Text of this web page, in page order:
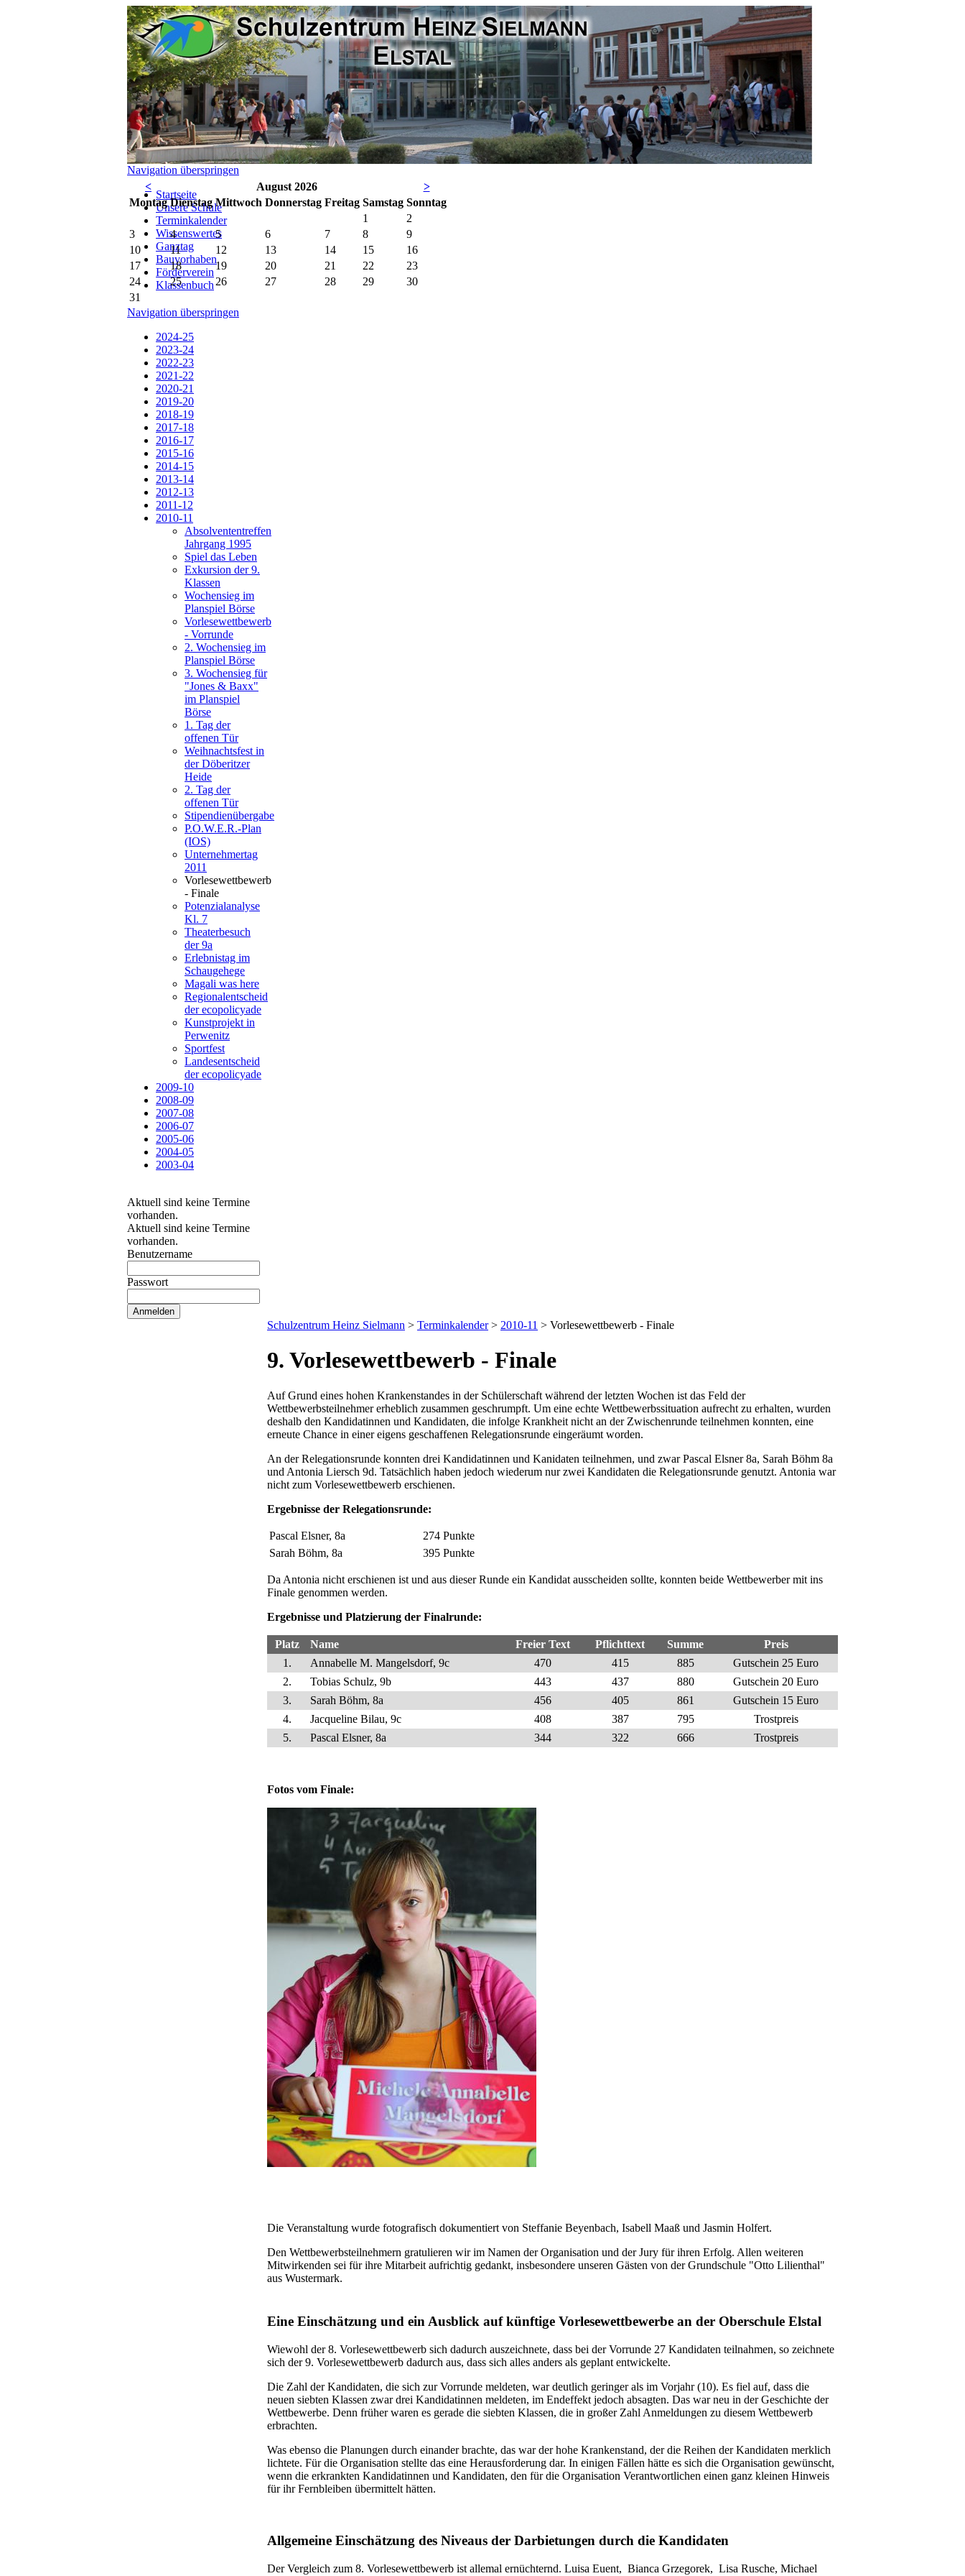
Navigation überspringen
Startseite
Unsere Schule
Terminkalender
Wissenswertes
Ganztag
Bauvorhaben
Förderverein
Klassenbuch
< August 2026
>
Montag Dienstag Mittwoch Donnerstag Freitag Samstag Sonntag
1
2
3
4 5 6 7 8
9
10
11 12 13 14 15
16
17
18 19 20 21 22
23
24
25 26 27 28 29
30
31
Navigation überspringen
2024-25
2023-24
2022-23
2021-22
2020-21
2019-20
2018-19
2017-18
2016-17
2015-16
2014-15
2013-14
2012-13
2011-12
2010-11
Absolvententreffen
Jahrgang 1995
Spiel das Leben
Exkursion der 9.
Klassen
Wochensieg im
Planspiel Börse
Vorlesewettbewerb
- Vorrunde
2. Wochensieg im
Planspiel Börse
3. Wochensieg für
"Jones & Baxx"
im Planspiel
Börse
1. Tag der
offenen Tür
Weihnachtsfest in
der Döberitzer
Heide
2. Tag der
offenen Tür
Stipendienübergabe
P.O.W.E.R.-Plan
(IOS)
Unternehmertag
2011
Vorlesewettbewerb
- Finale
Potenzialanalyse
Kl. 7
Theaterbesuch
der 9a
Erlebnistag im
Schaugehege
Magali was here
Regionalentscheid
der ecopolicyade
Kunstprojekt in
Perwenitz
Sportfest
Landesentscheid
der ecopolicyade
2009-10
2008-09
2007-08
2006-07
2005-06
2004-05
2003-04
Aktuell sind keine Termine
vorhanden.
Aktuell sind keine Termine
vorhanden.
Benutzername
Passwort
Schulzentrum Heinz Sielmann > Terminkalender> 2010-11 > Vorlesewettbewerb - Finale
9. Vorlesewettbewerb - Finale
Auf Grund eines hohen Krankenstandes in der Schülerschaft während der letzten Wochen ist das Feld der
Wettbewerbsteilnehmer erheblich zusammen geschrumpft. Um eine echte Wettbewerbssituation aufrecht zu erhalten, wurden
deshalb den Kandidatinnen und Kandidaten, die infolge Krankheit nicht an der Zwischenrunde teilnehmen konnten, eine
erneute Chance in einer eigens geschaffenen Relegationsrunde eingeräumt worden.
An der Relegationsrunde konnten drei Kandidatinnen und Kanidaten teilnehmen, und zwar Pascal Elsner 8a, Sarah Böhm 8a
und Antonia Liersch 9d. Tatsächlich haben jedoch wiederum nur zwei Kandidaten die Relegationsrunde genutzt. Antonia war
nicht zum Vorlesewettbewerb erschienen.
Ergebnisse der Relegationsrunde:
Pascal Elsner, 8a
274 Punkte
Sarah Böhm, 8a
395 Punkte
Da Antonia nicht erschienen ist und aus dieser Runde ein Kandidat ausscheiden sollte, konnten beide Wettbewerber mit ins
Finale genommen werden.
Ergebnisse und Platzierung der Finalrunde:
Platz Name Freier Text Pflichttext Summe
Preis
1.
Annabelle M. Mangelsdorf, 9c 470 415 885
Gutschein 25 Euro
2.
Tobias Schulz, 9b 443 437 880
Gutschein 20 Euro
3.
Sarah Böhm, 8a 456 405 861
Gutschein 15 Euro
4.
Jacqueline Bilau, 9c 408 387 795
Trostpreis
5.
Pascal Elsner, 8a 344 322 666 Trostpreis
Fotos vom Finale:
Die Veranstaltung wurde fotografisch dokumentiert von Steffanie Beyenbach, Isabell Maaß und Jasmin Holfert.
Den Wettbewerbsteilnehmern gratulieren wir im Namen der Organisation und der Jury für ihren Erfolg. Allen weiteren
Mitwirkenden sei für ihre Mitarbeit aufrichtig gedankt, insbesondere unseren Gästen von der Grundschule "Otto Lilienthal"
aus Wustermark.
Eine Einschätzung und ein Ausblick auf künftige Vorlesewettbewerbe an der Oberschule Elstal
Wiewohl der 8. Vorlesewettbewerb sich dadurch auszeichnete, dass bei der Vorrunde 27 Kandidaten teilnahmen, so zeichnete
sich der 9. Vorlesewettbewerb dadurch aus, dass sich alles anders als geplant entwickelte.
Die Zahl der Kandidaten, die sich zur Vorrunde meldeten, war deutlich geringer als im Vorjahr (10). Es fiel auf, dass die
neuen siebten Klassen zwar drei Kandidatinnen meldeten, im Endeffekt jedoch absagten. Das war neu in der Geschichte der
Wettbewerbe. Denn früher waren es gerade die siebten Klassen, die in großer Zahl Anmeldungen zu diesem Wettbewerb
erbrachten.
Was ebenso die Planungen durch einander brachte, das war der hohe Krankenstand, der die Reihen der Kandidaten merklich
lichtete. Für die Organisation stellte das eine Herausforderung dar. In einigen Fällen hätte es sich die Organisation gewünscht,
wenn die erkrankten Kandidatinnen und Kandidaten, den für die Organisation Verantwortlichen einen ganz kleinen Hinweis
für ihr Fernbleiben übermittelt hätten.
Allgemeine Einschätzung des Niveaus der Darbietungen durch die Kandidaten
Der Vergleich zum 8. Vorlesewettbewerb ist allemal ernüchternd. Luisa Euent, Bianca Grzegorek, Lisa Rusche, Michael